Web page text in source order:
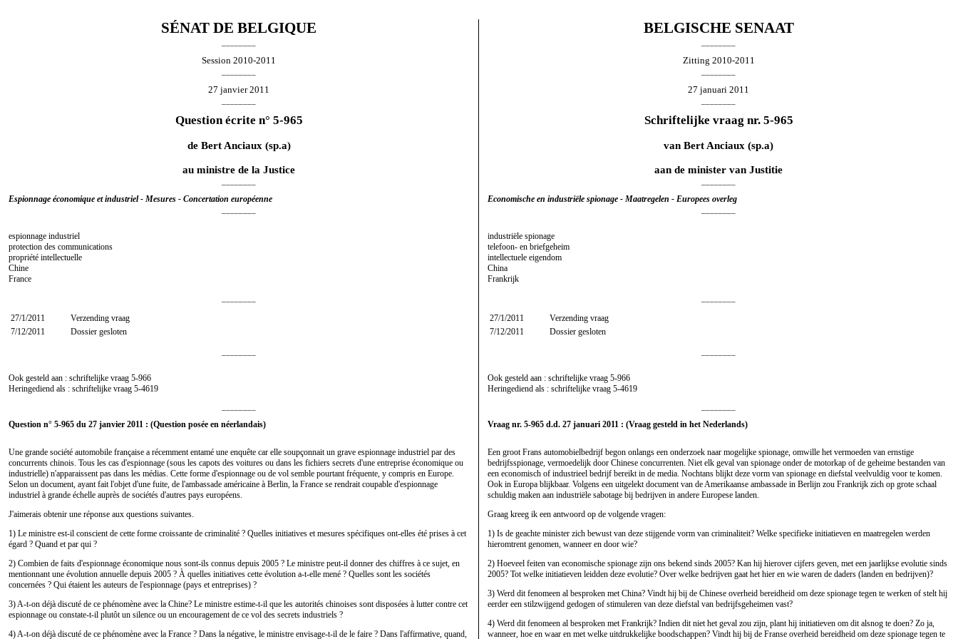
SÉNAT DE BELGIQUE BELGISCHE SENAAT
Session 2010-2011 Zitting 2010-2011
27 janvier 2011 27 januari 2011
Question écrite n° 5-965 Schriftelijke vraag nr. 5-965
de Bert Anciaux (sp.a) van Bert Anciaux (sp.a)
au ministre de la Justice aan de minister van Justitie
Espionnage économique et industriel - Mesures - Concertation européenne Economische en industriële spionage - Maatregelen - Europees overleg
espionnage industriel
protection des communications
propriété intellectuelle
Chine
France
industriële spionage
telefoon- en briefgeheim
intellectuele eigendom
China
Frankrijk
27/1/2011
Verzending vraag
7/12/2011
Dossier gesloten
27/1/2011
Verzending vraag
7/12/2011
Dossier gesloten
Ook gesteld aan : schriftelijke vraag 5-966
Heringediend als : schriftelijke vraag 5-4619
Ook gesteld aan : schriftelijke vraag 5-966
Heringediend als : schriftelijke vraag 5-4619
Question n° 5-965 du 27 janvier 2011 : (Question posée en néerlandais) Vraag nr. 5-965 d.d. 27 januari 2011 : (Vraag gesteld in het Nederlands)
Une grande société automobile française a récemment entamé une enquête car elle soupçonnait un grave espionnage industriel par des
concurrents chinois. Tous les cas d'espionnage (sous les capots des voitures ou dans les fichiers secrets d'une entreprise économique ou
industrielle) n'apparaissent pas dans les médias. Cette forme d'espionnage ou de vol semble pourtant fréquente, y compris en Europe.
Selon un document, ayant fait l'objet d'une fuite, de l'ambassade américaine à Berlin, la France se rendrait coupable d'espionnage
industriel à grande échelle auprès de sociétés d'autres pays européens.
J'aimerais obtenir une réponse aux questions suivantes.
1) Le ministre est-il conscient de cette forme croissante de criminalité ? Quelles initiatives et mesures spécifiques ont-elles été prises à cet
égard ? Quand et par qui ?
2) Combien de faits d'espionnage économique nous sont-ils connus depuis 2005 ? Le ministre peut-il donner des chiffres à ce sujet, en
mentionnant une évolution annuelle depuis 2005 ? À quelles initiatives cette évolution a-t-elle mené ? Quelles sont les sociétés
concernées ? Qui étaient les auteurs de l'espionnage (pays et entreprises) ?
3) A-t-on déjà discuté de ce phénomène avec la Chine? Le ministre estime-t-il que les autorités chinoises sont disposées à lutter contre cet
espionnage ou constate-t-il plutôt un silence ou un encouragement de ce vol des secrets industriels ?
4) A-t-on déjà discuté de ce phénomène avec la France ? Dans la négative, le ministre envisage-t-il de le faire ? Dans l'affirmative, quand,
Een groot Frans automobielbedrijf begon onlangs een onderzoek naar mogelijke spionage, omwille het vermoeden van ernstige
bedrijfsspionage, vermoedelijk door Chinese concurrenten. Niet elk geval van spionage onder de motorkap of de geheime bestanden van
een economisch of industrieel bedrijf bereikt in de media. Nochtans blijkt deze vorm van spionage en diefstal veelvuldig voor te komen.
Ook in Europa blijkbaar. Volgens een uitgelekt document van de Amerikaanse ambassade in Berlijn zou Frankrijk zich op grote schaal
schuldig maken aan industriële sabotage bij bedrijven in andere Europese landen.
Graag kreeg ik een antwoord op de volgende vragen:
1) Is de geachte minister zich bewust van deze stijgende vorm van criminaliteit? Welke specifieke initiatieven en maatregelen werden
hieromtrent genomen, wanneer en door wie?
2) Hoeveel feiten van economische spionage zijn ons bekend sinds 2005? Kan hij hierover cijfers geven, met een jaarlijkse evolutie sinds
2005? Tot welke initiatieven leidden deze evolutie? Over welke bedrijven gaat het hier en wie waren de daders (landen en bedrijven)?
3) Werd dit fenomeen al besproken met China? Vindt hij bij de Chinese overheid bereidheid om deze spionage tegen te werken of stelt hij
eerder een stilzwijgend gedogen of stimuleren van deze diefstal van bedrijfsgeheimen vast?
4) Werd dit fenomeen al besproken met Frankrijk? Indien dit niet het geval zou zijn, plant hij initiatieven om dit alsnog te doen? Zo ja,
wanneer, hoe en waar en met welke uitdrukkelijke boodschappen? Vindt hij bij de Franse overheid bereidheid om deze spionage tegen te